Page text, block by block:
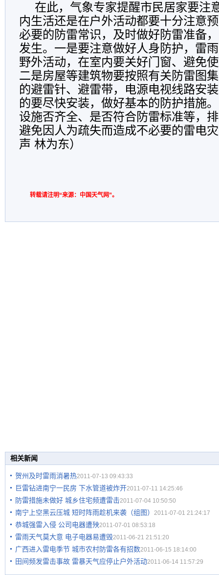
在此，气象专家提醒市民居家要注
内生活还是在户外活动都要十分注意
必要的防雷常识，及时做好防雷准备
发生。一是要注意做好人身防护，雷
野外活动，在室内要关好门窗、避免
二是房屋等建筑物要按照有关防雷图
的避雷针、避雷带，电源电视线路安
的要尽快安装，做好基本的防护措施
设施否齐全、是否符合防雷标准等，
避免因人为疏失而造成不必要的雷电
声 林为东）
转载请注明“来源：中国天气网”。
相关新闻
贺州及时雷雨消暑热2011-07-13 09:43:33
巨雷钻进南宁一民房 下水管道被炸开2011-07-11 14:25:46
防雷措施未做好 城乡住宅频遭雷击2011-07-04 10:50:50
南宁上空黑云压城 短时阵雨趁机来袭（组图） 2011-07-01 21:24:17
恭城强雷入侵 公司电器遭殃2011-07-01 08:53:18
雷雨天气莫大意 电子电器易遭毁2011-06-21 21:51:20
广西进入雷电季节 城市农村防雷各有招数2011-06-15 18:14:00
田间频发雷击事故 雷暴天气应停止户外活动2011-06-14 11:57:29